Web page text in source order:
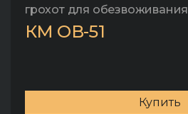
грохот для обезвоживания
КМ ОВ-51
Купить